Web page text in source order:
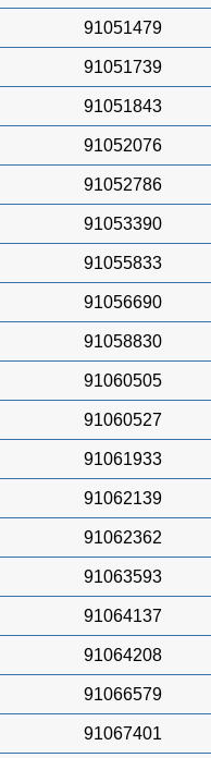
91051479
91051739
91051843
91052076
91052786
91053390
91055833
91056690
91058830
91060505
91060527
91061933
91062139
91062362
91063593
91064137
91064208
91066579
91067401